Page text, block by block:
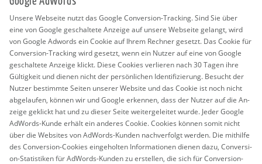
Un­se­re Web­sei­te nutzt das Goog­le Con­ver­si­on-Tracking. Sind Sie über
eine von Goog­le ge­schal­te­te An­zei­ge auf un­se­re Web­sei­te ge­langt, wird
von Goog­le Ad­wor­ds ein Coo­kie auf Ihrem Rech­ner ge­setzt. Das Coo­kie für
Con­ver­si­on-Tracking wird ge­setzt, wenn ein Nut­zer auf eine von Goog­le
ge­schal­te­te An­zei­ge klickt. Diese Coo­kies ver­lie­ren nach 30 Tagen ihre
Gül­tig­keit und die­nen nicht der per­sön­li­chen Iden­ti­fi­zie­rung. Be­sucht der
Nut­zer be­stimm­te Sei­ten un­se­rer Web­site und das Coo­kie ist noch nicht
ab­ge­lau­fen, kön­nen wir und Goog­le er­ken­nen, dass der Nut­zer auf die An­
zei­ge ge­klickt hat und zu die­ser Seite wei­ter­ge­lei­tet wurde. Jeder Goog­le
Ad­Wor­ds-Kunde er­hält ein an­de­res Coo­kie. Coo­kies kön­nen somit nicht
über die Web­sites von Ad­Wor­ds-Kun­den nach­ver­folgt wer­den. Die mit­hil­fe
des Con­ver­si­on-Coo­kies ein­ge­hol­ten In­for­ma­tio­nen die­nen dazu, Con­ver­si­
on-Sta­tis­ti­ken für Ad­Wor­ds-Kun­den zu er­stel­len, die sich für Con­ver­si­on-